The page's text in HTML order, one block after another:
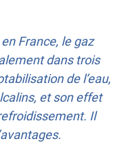
France, le gaz
dans trois
de l’eau,
et son effet
Il